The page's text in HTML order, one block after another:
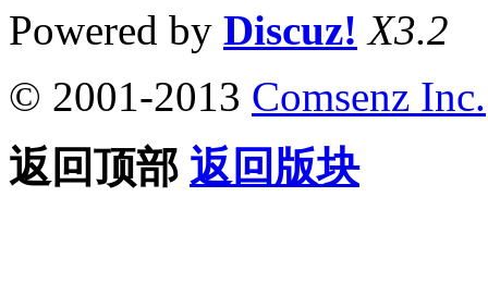
Powered by Discuz! X3.2
© 2001-2013 Comsenz Inc.
返回顶部 返回版块